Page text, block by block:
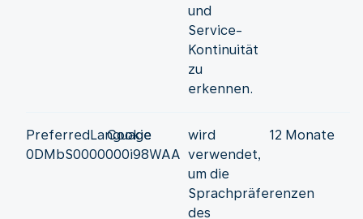
und
Service-
Kontinuität
zu
erkennen.
PreferredLanguage
0DMbS0000000i98WAA
Cookie
wird
verwendet,
um die
Sprachpräferenzen
des
12 Monate